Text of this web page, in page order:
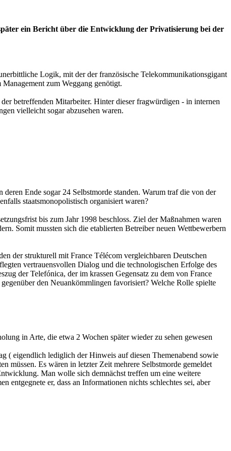
ein Bericht über die Entwicklung der Privatisierung bei der
Logik, mit der der französische Telekommunikationsgigant
zum Weggang genötigt.
betreffenden Mitarbeiter. Hinter dieser fragwürdigen - in internen
vielleicht sogar abzusehen waren.
Ende sogar 24 Selbstmorde standen. Warum traf die von der
staatsmonopolistisch organisiert waren?
bis zum Jahr 1998 beschloss. Ziel der Maßnahmen waren
Somit mussten sich die etablierten Betreiber neuen Wettbewerbern
der strukturell mit France Télécom vergleichbaren Deutschen
vertrauensvollen Dialog und die technologischen Erfolge des
der Telefónica, der im krassen Gegensatz zu dem von France
den Neuankömmlingen favorisiert? Welche Rolle spielte
in Arte, die etwa 2 Wochen später wieder zu sehen gewesen
( eigendlich lediglich der Hinweis auf diesen Themenabend sowie
müssen. Es wären in letzter Zeit mehrere Selbstmorde gemeldet
Man wolle sich demnächst treffen um eine weitere
entgegnete er, dass an Informationen nichts schlechtes sei, aber